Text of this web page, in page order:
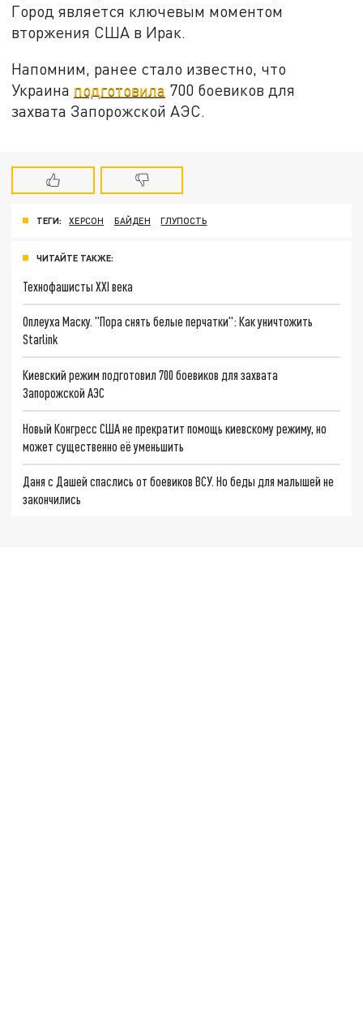
Город является ключевым моментом
вторжения США в Ирак.
Напомним, ранее стало известно, что
Украина подготовила 700 боевиков для
захвата Запорожской АЭС.
ТЕГИ: ХЕРСОН БАЙДЕН ГЛУПОСТЬ
ЧИТАЙТЕ ТАКЖЕ:
Технофашисты XXI века
Оплеуха Маску. "Пора снять белые перчатки": Как уничтожить
Starlink
Киевский режим подготовил 700 боевиков для захвата
Запорожской АЭС
Новый Конгресс США не прекратит помощь киевскому режиму, но
может существенно её уменьшить
Даня с Дашей спаслись от боевиков ВСУ. Но беды для малышей не
закончились